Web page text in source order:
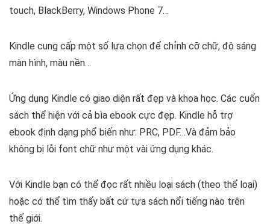
touch, BlackBerry, Windows Phone 7…
Kindle cung cấp một số lựa chọn để chỉnh cỡ chữ, độ sáng
màn hình, màu nền…
Ứng dụng Kindle có giao diện rất đẹp và khoa học. Các cuốn
sách thể hiện với cả bìa ebook cực đẹp. Kindle hỗ trợ
ebook định dạng phổ biến như: PRC, PDF…Và đảm bảo
không bị lỗi font chữ như một vài ứng dụng khác.
Với Kindle bạn có thể đọc rất nhiều loại sách (theo thể loại)
hoặc có thể tìm thấy bất cứ tựa sách nổi tiếng nào trên
thế giới.